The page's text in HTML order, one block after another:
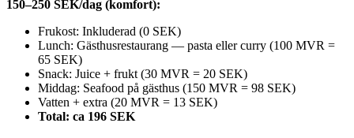
150–250 SEK/dag (komfort):
Frukost: Inkluderad (0 SEK)
Lunch: Gästhusrestaurang — pasta eller curry (100 MVR =
65 SEK)
Snack: Juice + frukt (30 MVR = 20 SEK)
Middag: Seafood på gästhus (150 MVR = 98 SEK)
Vatten + extra (20 MVR = 13 SEK)
Total: ca 196 SEK